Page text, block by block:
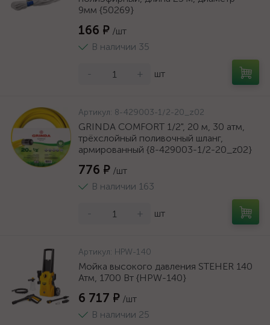
9мм {50269}
166 ₽ /шт
В наличии 35
- + шт
Артикул: 8-429003-1/2-20_z02
GRINDA COMFORT 1/2", 20 м, 30 атм,
трёхслойный поливочный шланг,
армированный {8-429003-1/2-20_z02}
776 ₽ /шт
В наличии 163
- + шт
Артикул: HPW-140
Мойка высокого давления STEHER 140
Атм, 1700 Вт {HPW-140}
6 717 ₽ /шт
В наличии 25